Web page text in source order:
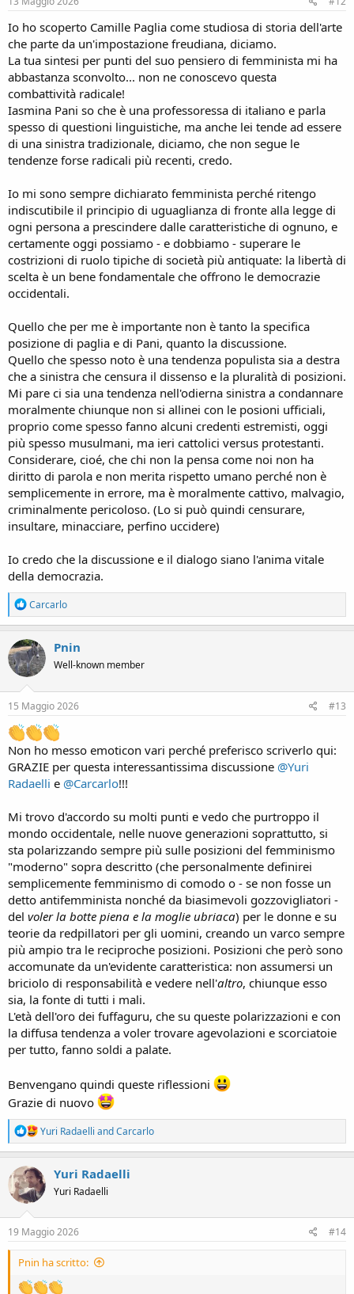
Io ho scoperto Camille Paglia come studiosa di storia dell'arte
che parte da un'impostazione freudiana, diciamo.
La tua sintesi per punti del suo pensiero di femminista mi ha
abbastanza sconvolto... non ne conoscevo questa
combattività radicale!
Iasmina Pani so che è una professoressa di italiano e parla
spesso di questioni linguistiche, ma anche lei tende ad essere
di una sinistra tradizionale, diciamo, che non segue le
tendenze forse radicali più recenti, credo.
Io mi sono sempre dichiarato femminista perché ritengo
indiscutibile il principio di uguaglianza di fronte alla legge di
ogni persona a prescindere dalle caratteristiche di ognuno, e
certamente oggi possiamo - e dobbiamo - superare le
costrizioni di ruolo tipiche di società più antiquate: la libertà di
scelta è un bene fondamentale che offrono le democrazie
occidentali.
Quello che per me è importante non è tanto la specifica
posizione di paglia e di Pani, quanto la discussione.
Quello che spesso noto è una tendenza populista sia a destra
che a sinistra che censura il dissenso e la pluralità di posizioni.
Mi pare ci sia una tendenza nell'odierna sinistra a condannare
moralmente chiunque non si allinei con le posioni ufficiali,
proprio come spesso fanno alcuni credenti estremisti, oggi
più spesso musulmani, ma ieri cattolici versus protestanti.
Considerare, cioé, che chi non la pensa come noi non ha
diritto di parola e non merita rispetto umano perché non è
semplicemente in errore, ma è moralmente cattivo, malvagio,
criminalmente pericoloso. (Lo si può quindi censurare,
insultare, minacciare, perfino uccidere)
Io credo che la discussione e il dialogo siano l'anima vitale
della democrazia.
R
e
a
c
t
i
o
n
s
Carcarlo
Pnin
Well-known member
15 Maggio 2026 #13
Non ho messo emoticon vari perché preferisco scriverlo qui:
GRAZIE per questa interessantissima discussione @Yuri
Radaelli e @Carcarlo!!!
Mi trovo d'accordo su molti punti e vedo che purtroppo il
mondo occidentale, nelle nuove generazioni soprattutto, si
sta polarizzando sempre più sulle posizioni del femminismo
"moderno" sopra descritto (che personalmente definirei
semplicemente femminismo di comodo o - se non fosse un
detto antifemminista nonché da biasimevoli gozzovigliatori -
del voler la botte piena e la moglie ubriaca) per le donne e su
teorie da redpillatori per gli uomini, creando un varco sempre
più ampio tra le reciproche posizioni. Posizioni che però sono
accomunate da un'evidente caratteristica: non assumersi un
briciolo di responsabilità e vedere nell'altro, chiunque esso
sia, la fonte di tutti i mali.
L'età dell'oro dei fuffaguru, che su queste polarizzazioni e con
la diffusa tendenza a voler trovare agevolazioni e scorciatoie
per tutto, fanno soldi a palate.
Benvengano quindi queste riflessioni
Grazie di nuovo
R
e
a
t
i
n
s
Yuri Radaelli andCarcarlo
Yuri Radaelli
Yuri Radaelli
19 Maggio 2026 #14
Pnin ha scritto: